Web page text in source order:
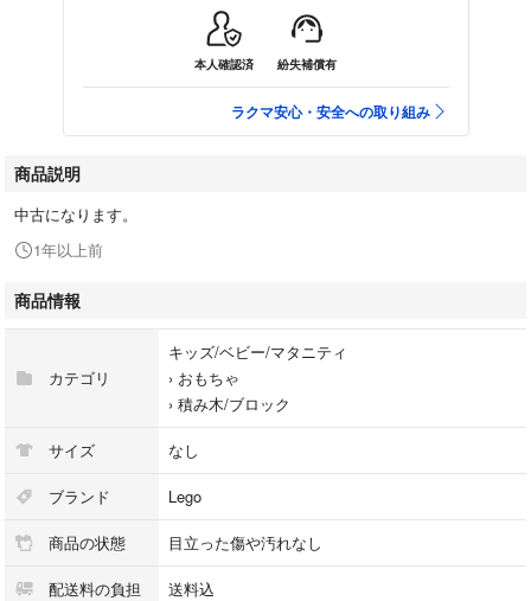
本人確認済 紛失補償有
ラクマ安心・安全への取り組み
商品説明
中古になります。
1年以上前
商品情報
カテゴリ
キッズ/ベビー/マタニティ
› おもちゃ
› 積み木/ブロック
サイズ なし
ブランド Lego
商品の状態 目立った傷や汚れなし
配送料の負担 送料込